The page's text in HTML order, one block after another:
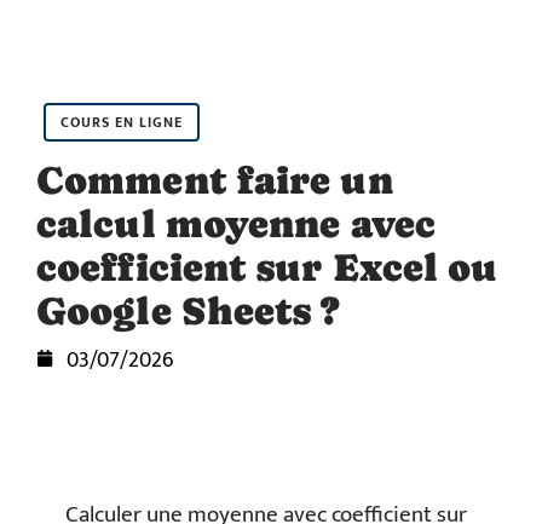
COURS EN LIGNE
Comment faire un
calcul moyenne avec
coefficient sur Excel ou
Google Sheets ?
03/07/2026
Calculer une moyenne avec coefficient sur